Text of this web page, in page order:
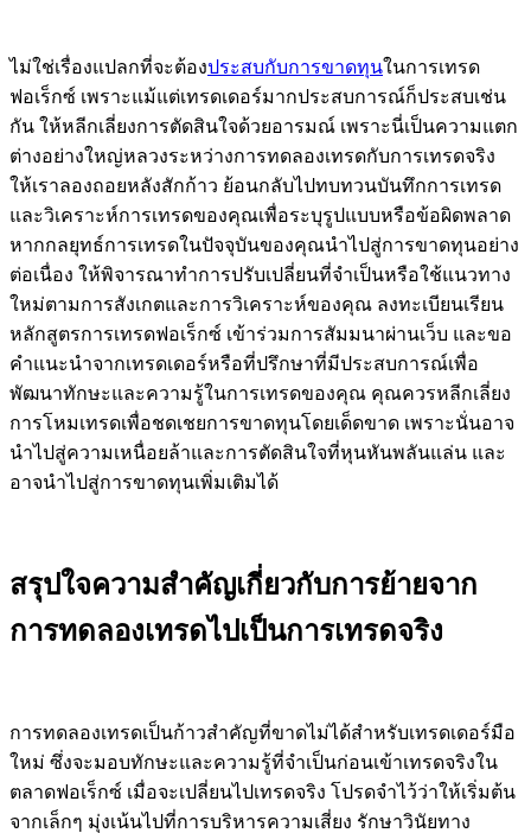
ไม่ใช่เรื่องแปลกที่จะต้องประสบกับการขาดทุนในการเทรด
ฟอเร็กซ์ เพราะแม้แต่เทรดเดอร์มากประสบการณ์ก็ประสบเช่น
กัน ให้หลีกเลี่ยงการตัดสินใจด้วยอารมณ์ เพราะนี่เป็นความแตก
ต่างอย่างใหญ่หลวงระหว่างการทดลองเทรดกับการเทรดจริง
ให้เราลองถอยหลังสักก้าว ย้อนกลับไปทบทวนบันทึกการเทรด
และวิเคราะห์การเทรดของคุณเพื่อระบุรูปแบบหรือข้อผิดพลาด
หากกลยุทธ์การเทรดในปัจจุบันของคุณนำไปสู่การขาดทุนอย่าง
ต่อเนื่อง ให้พิจารณาทำการปรับเปลี่ยนที่จำเป็นหรือใช้แนวทาง
ใหม่ตามการสังเกตและการวิเคราะห์ของคุณ ลงทะเบียนเรียน
หลักสูตรการเทรดฟอเร็กซ์ เข้าร่วมการสัมมนาผ่านเว็บ และขอ
คำแนะนำจากเทรดเดอร์หรือที่ปรึกษาที่มีประสบการณ์เพื่อ
พัฒนาทักษะและความรู้ในการเทรดของคุณ คุณควรหลีกเลี่ยง
การโหมเทรดเพื่อชดเชยการขาดทุนโดยเด็ดขาด เพราะนั่นอาจ
นำไปสู่ความเหนื่อยล้าและการตัดสินใจที่หุนหันพลันแล่น และ
อาจนำไปสู่การขาดทุนเพิ่มเติมได้
สรุปใจความสำคัญเกี่ยวกับการย้ายจาก
การทดลองเทรดไปเป็นการเทรดจริง
การทดลองเทรดเป็นก้าวสำคัญที่ขาดไม่ได้สำหรับเทรดเดอร์มือ
ใหม่ ซึ่งจะมอบทักษะและความรู้ที่จำเป็นก่อนเข้าเทรดจริงใน
ตลาดฟอเร็กซ์ เมื่อจะเปลี่ยนไปเทรดจริง โปรดจำไว้ว่าให้เริ่มต้น
จากเล็กๆ มุ่งเน้นไปที่การบริหารความเสี่ยง รักษาวินัยทาง